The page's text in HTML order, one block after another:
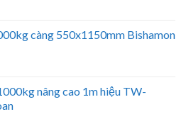
càng 550x1150mm Bishamon
nâng cao 1m hiệu TW-